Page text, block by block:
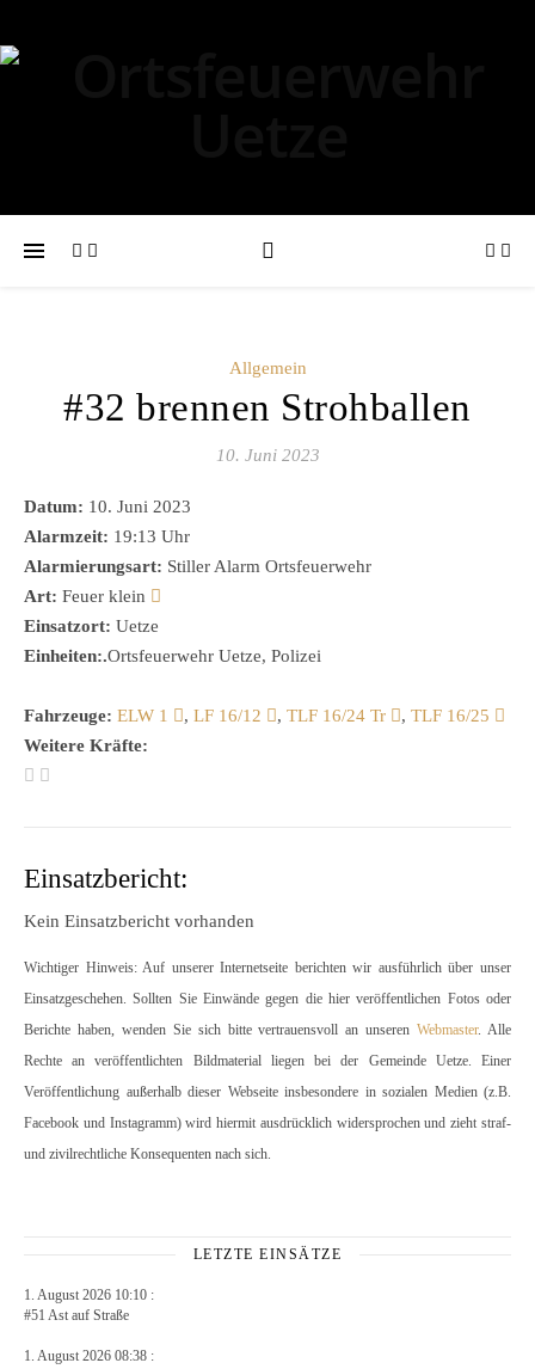
Allgemein
#32 brennen Strohballen
10. Juni 2023
Datum: 10. Juni 2023
Alarmzeit: 19:13 Uhr
Alarmierungsart: Stiller Alarm Ortsfeuerwehr
Art: Feuer klein
Einsatzort: Uetze
Einheiten:.Ortsfeuerwehr Uetze, Polizei
Fahrzeuge: ELW 1 , LF 16/12 , TLF 16/24 Tr , TLF 16/25
Weitere Kräfte:
Einsatzbericht:
Kein Einsatzbericht vorhanden
Wichtiger Hinweis: Auf unserer Internetseite berichten wir ausführlich über unser
Einsatzgeschehen. Sollten Sie Einwände gegen die hier veröffentlichen Fotos oder
Berichte haben, wenden Sie sich bitte vertrauensvoll an unserenWebmaster. Alle
Rechte an veröffentlichten Bildmaterial liegen bei der Gemeinde Uetze. Einer
Veröffentlichung außerhalb dieser Webseite insbesondere in sozialen Medien (z.B.
Facebook und Instagramm) wird hiermit ausdrücklich widersprochen und zieht straf-
und zivilrechtliche Konsequenten nach sich.
LETZTE EINSÄTZE
1. August 2026 10:10 :
#51 Ast auf Straße
1. August 2026 08:38 :